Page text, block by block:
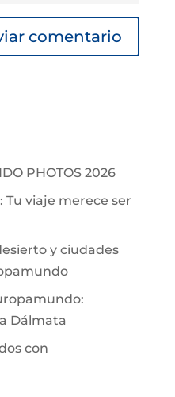
PHOTOS 2026
viaje merece ser
y ciudades
Dálmata
con